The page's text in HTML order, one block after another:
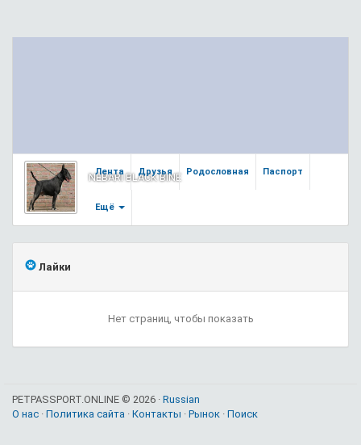
NEBARI BLACK BINE
Лента Друзья Родословная Паспорт
Ещё
Лайки
Нет страниц, чтобы показать
PETPASSPORT.ONLINE © 2026 · Russian
О нас · Политика сайта · Контакты · Рынок · Поиск